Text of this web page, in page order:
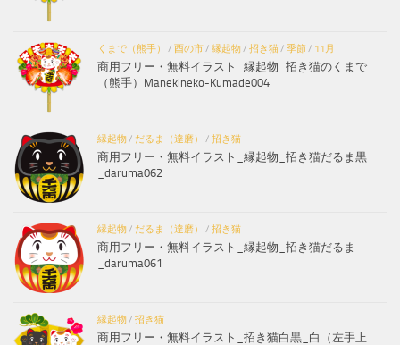
くまで（熊手） / 酉の市 / 縁起物 / 招き猫 / 季節 / 11月
商用フリー・無料イラスト_縁起物_招き猫のくまで
（熊手）Manekineko-Kumade004
縁起物 / だるま（達磨） / 招き猫
商用フリー・無料イラスト_縁起物_招き猫だるま黒
_daruma062
縁起物 / だるま（達磨） / 招き猫
商用フリー・無料イラスト_縁起物_招き猫だるま
_daruma061
縁起物 / 招き猫
商用フリー・無料イラスト_招き猫白黒_白（左手上